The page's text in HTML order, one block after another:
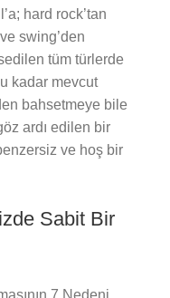
hard rock’tan
swing’den
tüm türlerde
kadar mevcut
bahsetmeye bile
ardı edilen bir
ve hoş bir
Sabit Bir